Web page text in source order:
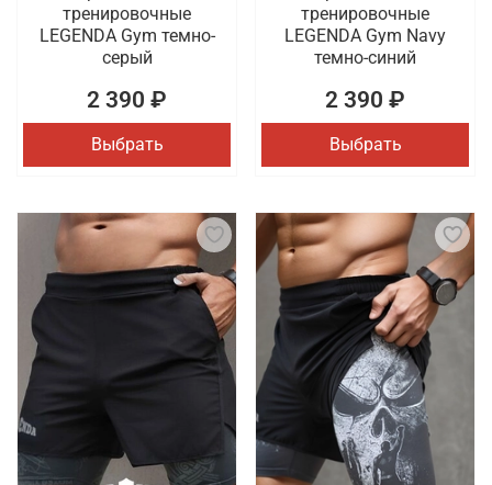
тренировочные
LEGENDA Gym темно-
серый
2 390 ₽
Выбрать
тренировочные
LEGENDA Gym Navy
темно-синий
2 390 ₽
Выбрать